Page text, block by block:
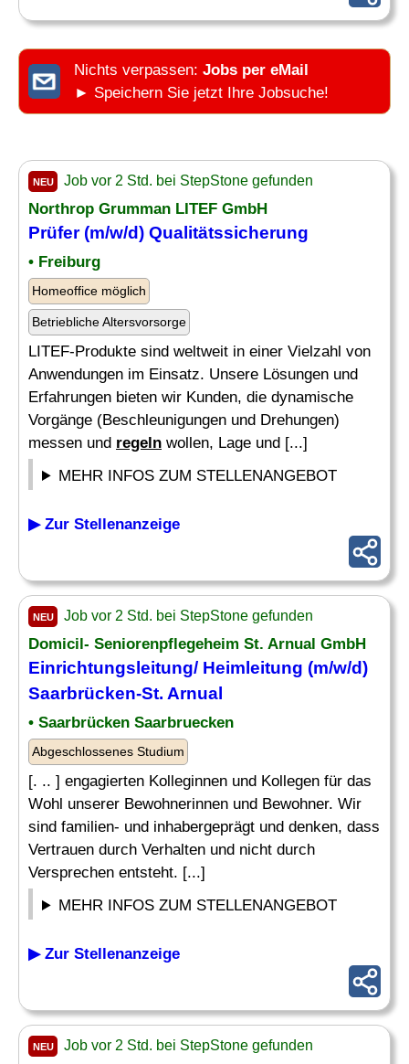
Nichts verpassen: Jobs per eMail
► Speichern Sie jetzt Ihre Jobsuche!
NEU Job vor 2 Std. bei StepStone gefunden
Northrop Grumman LITEF GmbH
Prüfer (m/w/d) Qualitätssicherung
• Freiburg
Homeoffice möglich
Betriebliche Altersvorsorge
LITEF-Produkte sind weltweit in einer Vielzahl von
Anwendungen im Einsatz. Unsere Lösungen und
Erfahrungen bieten wir Kunden, die dynamische
Vorgänge (Beschleunigungen und Drehungen)
messen und regeln wollen, Lage und [...]
MEHR INFOS ZUM STELLENANGEBOT
▶ Zur Stellenanzeige
NEU Job vor 2 Std. bei StepStone gefunden
Domicil- Seniorenpflegeheim St. Arnual GmbH
Einrichtungsleitung/ Heimleitung (m/w/d)
Saarbrücken-St. Arnual
• Saarbrücken Saarbruecken
Abgeschlossenes Studium
[. .. ] engagierten Kolleginnen und Kollegen für das
Wohl unserer Bewohnerinnen und Bewohner. Wir
sind familien- und inhabergeprägt und denken, dass
Vertrauen durch Verhalten und nicht durch
Versprechen entsteht. [...]
MEHR INFOS ZUM STELLENANGEBOT
▶ Zur Stellenanzeige
NEU Job vor 2 Std. bei StepStone gefunden